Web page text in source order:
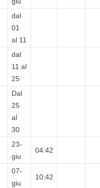
dal
01
al 11
dal
11 al
25
Dal
25
al
30
23-
giu
04:42
07-
giu
10:42